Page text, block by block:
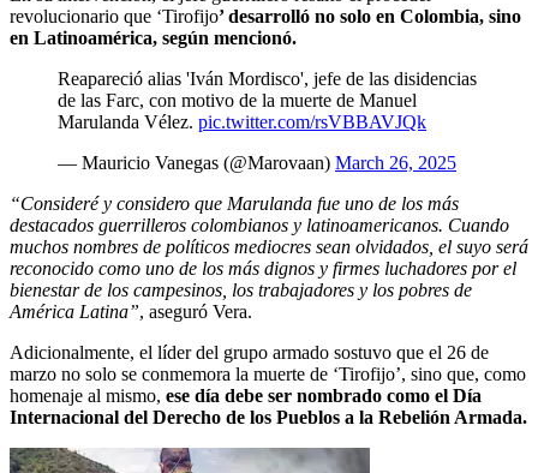
revolucionario que ‘Tirofijo’ desarrolló no solo en Colombia, sino
en Latinoamérica, según mencionó.
Reapareció alias 'Iván Mordisco', jefe de las disidencias
de las Farc, con motivo de la muerte de Manuel
Marulanda Vélez. pic.twitter.com/rsVBBAVJQk
— Mauricio Vanegas (@Marovaan) March 26, 2025
“Consideré y considero que Marulanda fue uno de los más
destacados guerrilleros colombianos y latinoamericanos. Cuando
muchos nombres de políticos mediocres sean olvidados, el suyo será
reconocido como uno de los más dignos y firmes luchadores por el
bienestar de los campesinos, los trabajadores y los pobres de
América Latina”, aseguró Vera.
Adicionalmente, el líder del grupo armado sostuvo que el 26 de
marzo no solo se conmemora la muerte de ‘Tirofijo’, sino que, como
homenaje al mismo, ese día debe ser nombrado como el Día
Internacional del Derecho de los Pueblos a la Rebelión Armada.